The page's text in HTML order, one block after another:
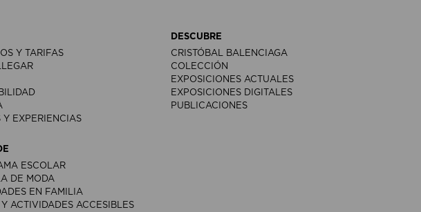
Y TARIFAS
Y EXPERIENCIAS
DESCUBRE
CRISTÓBAL BALENCIAGA
COLECCIÓN
EXPOSICIONES ACTUALES
EXPOSICIONES DIGITALES
PUBLICACIONES
ESCOLAR
DE MODA
EN FAMILIA
Y ACTIVIDADES ACCESIBLES